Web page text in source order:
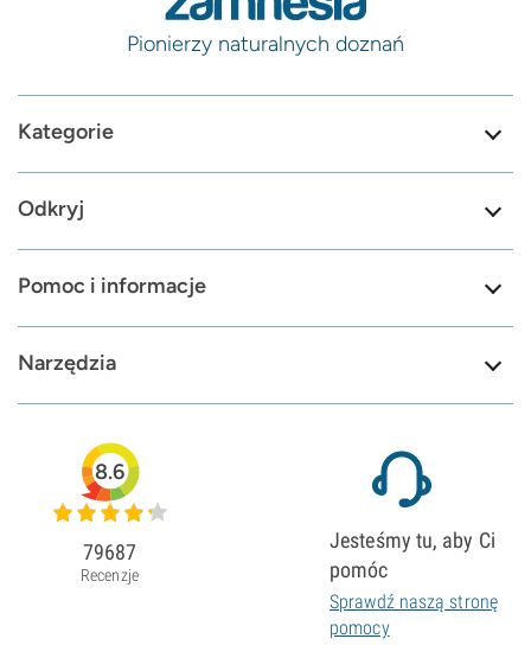
Pionierzy naturalnych doznań
Kategorie
Odkryj
Pomoc i informacje
Narzędzia
8.6
79687
Recenzje
Jesteśmy tu, aby Ci
pomóc
Sprawdź naszą stronę
pomocy